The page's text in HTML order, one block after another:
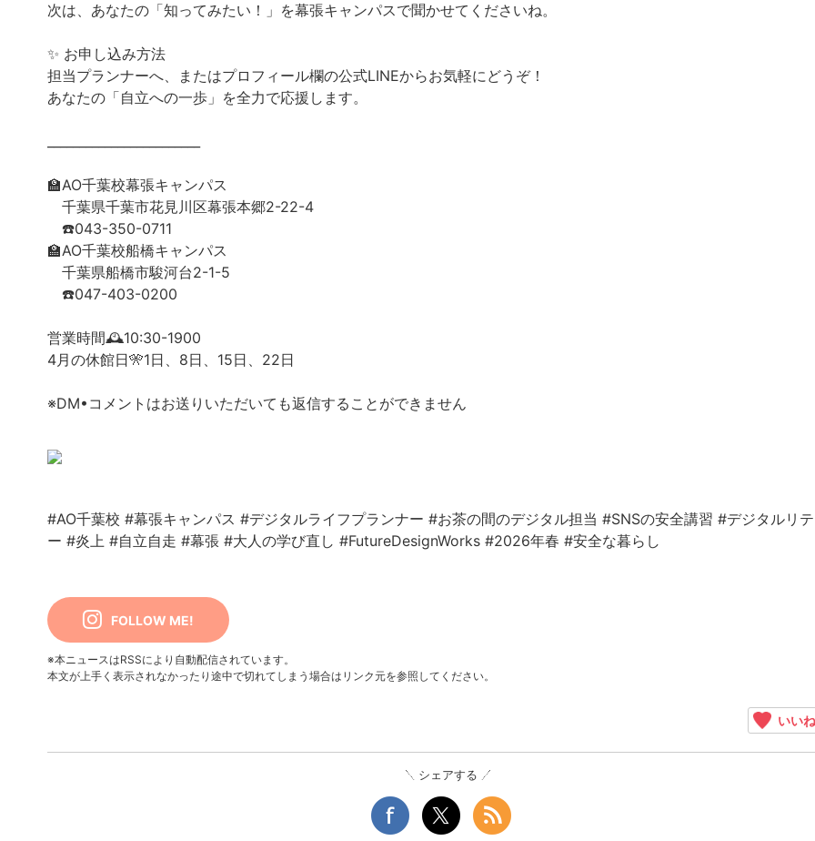
次は、あなたの「知ってみたい！」を幕張キャンパスで聞かせてくださいね。
✨ お申し込み方法
担当プランナーへ、またはプロフィール欄の公式LINEからお気軽にどうぞ！
あなたの「自立への一歩」を全力で応援します。
🏫AO千葉校幕張キャンパス
千葉県千葉市花見川区幕張本郷2-22-4
☎️043-350-0711
🏫AO千葉校船橋キャンパス
千葉県船橋市駿河台2-1-5
☎️047-403-0200
営業時間🕰️10:30-1900
4月の休館日🎌1日、8日、15日、22日
※DM•コメントはお送りいただいても返信することができません
#AO千葉校 #幕張キャンパス #デジタルライフプランナー #お茶の間のデジタル担当 #SNSの安全講習 #デジタルリ
ー #炎上 #自立自走 #幕張 #大人の学び直し #FutureDesignWorks #2026年春 #安全な暮らし
FOLLOW ME!
※本ニュースはRSSにより自動配信されています。
本文が上手く表示されなかったり途中で切れてしまう場合はリンク元を参照してください。
いい
シェアする